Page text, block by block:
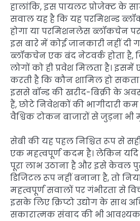
हालांकि, इस पायलट प्रोजेक्ट के
सवाल यह है कि यह परमिशन्ड
होगा या परमिशनलेस ब्लॉकचेन
इस बारे में कोई जानकारी नहीं दी
ब्लॉकचेन एक बंद नेटवर्क होता
लोगों को ही प्रवेश मिलता है।
करती है कि कौन शामिल हो
इससे बॉन्ड की खरीद-बिक्री के
हैं, छोटे निवेशकों की भागीदारी
वैश्विक टोकन बाजारों से जुड़ना भी
सेबी की यह पहल निश्चित रूप से
एक महत्वपूर्ण कदम है। लेकिन
पूरा लाभ उठाना है और इसे केवल
डिजिटल रूप नहीं बनाना है, तो
महत्वपूर्ण सवालों पर गंभीरता से
इसके लिए क्रिप्टो उद्योग के साथ
सकारात्मक संवाद की भी